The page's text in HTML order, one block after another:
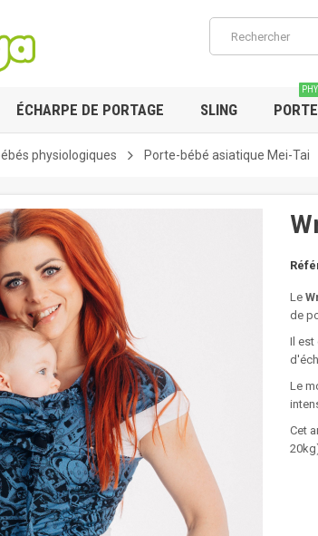
ÉCHARPE DE PORTAGE SLING
physiologiques Porte-bébé asiatique Mei-Tai
Le
de
Il est
Le
Cet